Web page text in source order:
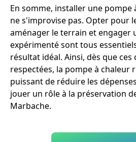
En somme, installer une pompe
ne s'improvise pas. Opter pour
aménager le terrain et engager
expérimenté sont tous
résultat idéal. Ainsi, dès que
respectées, la pompe à chaleur
puissant de réduire les
jouer un rôle à la préservation
Marbache.